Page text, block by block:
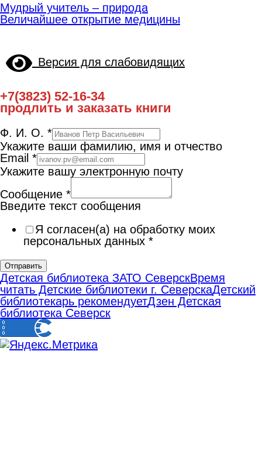
Мудрый учитель – природа
Величайшее открытие медицины
Версия для слабовидящих
+7(3823) 52-16-34
продлить и заказать книги
Ф. И. О. *
Укажите ваши фамилию, имя и отчество
Email *
Укажите вашу электронную почту
Сообщение *
Введите текст сообщения
Я согласен(а) на обработку моих
персональных данных *
Отправить
Детская библиотека ЗАТО СеверскВремя
читать Детские библиотеки г. СеверскаДетский
библиотекарь рекомендуетДзен Детская
библиотека Северск